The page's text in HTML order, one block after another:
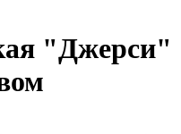
"Джерси"